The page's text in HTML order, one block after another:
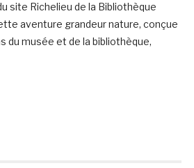
site Richelieu de la Bibliothèque
aventure grandeur nature, conçue
du musée et de la bibliothèque,